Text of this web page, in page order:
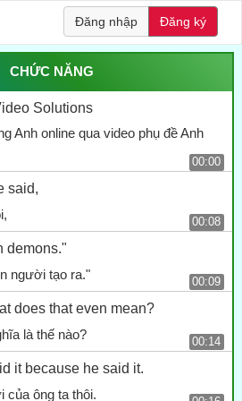
Đăng nhập Đăng ký
CHỨC NĂNG
Solutions
Anh online qua video phụ đề Anh
00:00
said,
00:08
demons."
người tạo ra."
00:09
does that even mean?
là thế nào?
00:14
it because he said it.
của ông ta thôi.